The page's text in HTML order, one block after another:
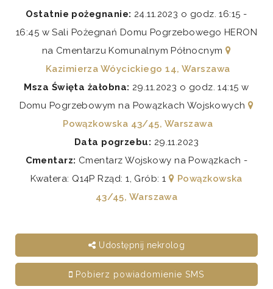
Ostatnie pożegnanie: 24.11.2023 o godz. 16:15 -
16:45 w Sali Pożegnań Domu Pogrzebowego HERON
na Cmentarzu Komunalnym Północnym
Kazimierza Wóycickiego 14, Warszawa
Msza Święta żałobna: 29.11.2023 o godz. 14:15 w
Domu Pogrzebowym na Powązkach Wojskowych
Powązkowska 43/45, Warszawa
Data pogrzebu: 29.11.2023
Cmentarz: Cmentarz Wojskowy na Powązkach -
Kwatera: Q14P Rząd: 1, Grób: 1
Powązkowska
43/45, Warszawa
Udostępnij nekrolog
Pobierz powiadomienie SMS